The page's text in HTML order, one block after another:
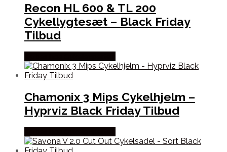
Recon HL 600 & TL 200
Cykellygtesæt – Black Friday
Tilbud
Chamonix 3 Mips Cykelhjelm –
Hyprviz Black Friday Tilbud